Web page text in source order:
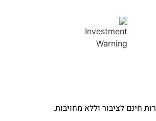
חינם לציבור וללא מחויבות.